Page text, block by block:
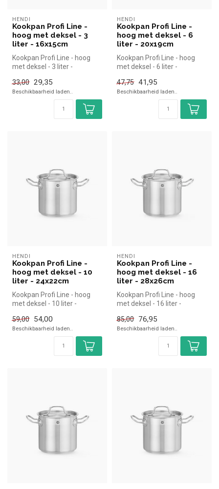
HENDI
Kookpan Profi Line -
hoog met deksel - 3
liter - 16x15cm
Kookpan Profi Line - hoog
met deksel - 3 liter -
snel ...
33,00 29,35
Beschikbaarheid laden..
HENDI
Kookpan Profi Line -
hoog met deksel - 6
liter - 20x19cm
Kookpan Profi Line - hoog
met deksel - 6 liter -
snel ...
47,75 41,95
Beschikbaarheid laden..
HENDI
Kookpan Profi Line -
hoog met deksel - 10
liter - 24x22cm
Kookpan Profi Line - hoog
met deksel - 10 liter -
snel...
59,00 54,00
Beschikbaarheid laden..
HENDI
Kookpan Profi Line -
hoog met deksel - 16
liter - 28x26cm
Kookpan Profi Line - hoog
met deksel - 16 liter -
snel...
85,00 76,95
Beschikbaarheid laden..